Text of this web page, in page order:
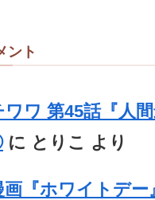
ント
ワ 第45話『人
に とりこ より
『ホワイトデー